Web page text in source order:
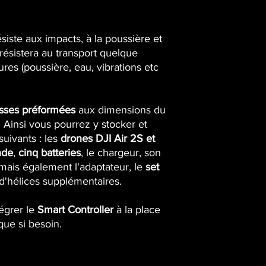
aux impacts, à la poussière et
au transport quelque
(poussière, eau, vibrations etc
préforméesaux dimensions du
vous pourrez y stocker et
: les drones DJI Air 2S et
, cinq batteries, le chargeur, son
également l'adaptateur, le set
supplémentaires.
le Smart Controllerà la place
si besoin.